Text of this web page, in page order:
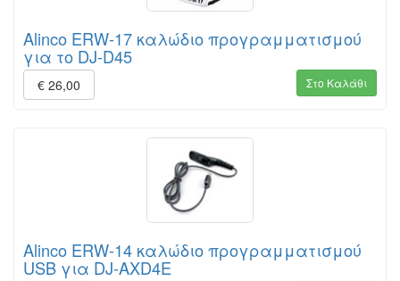
Alinco ERW-17 καλώδιο προγραμματισμού
για το DJ-D45
€ 26,00 Στο Καλάθι
Alinco ERW-14 καλώδιο προγραμματισμού
USB για DJ-AXD4E